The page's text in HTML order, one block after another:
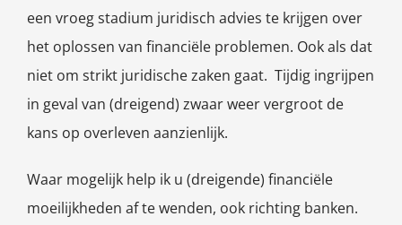
een vroeg stadium juridisch advies te krijgen over
het oplossen van financiële problemen. Ook als dat
niet om strikt juridische zaken gaat. Tijdig ingrijpen
in geval van (dreigend) zwaar weer vergroot de
kans op overleven aanzienlijk.
Waar mogelijk help ik u (dreigende) financiële
moeilijkheden af te wenden, ook richting banken.